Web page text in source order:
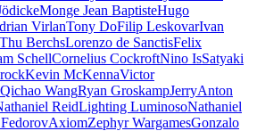
Monge Jean BaptisteHugo
VirlanTony DoFilip LeskovarIvan
Thu BerchsLorenzo de SanctisFelix
SchellCornelius CockroftNino IsSatyaki
Kevin McKennaVictor
Qichao WangRyan GroskampJerryAnton
ReidLighting LuminosoNathaniel
AxiomZephyr WargamesGonzalo